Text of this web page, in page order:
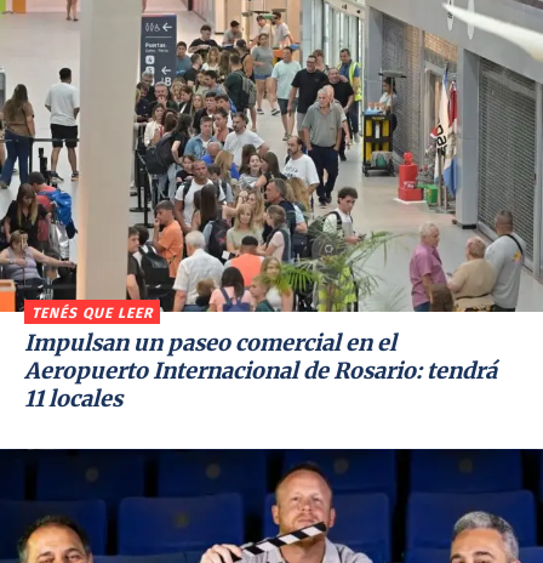
TENÉS QUE LEER
Impulsan un paseo comercial en el
Aeropuerto Internacional de Rosario: tendrá
11 locales